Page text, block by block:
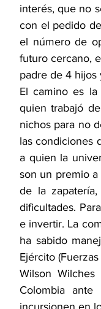
interés, que no
con el pedido
el número de
futuro cercano,
padre de 4 hijos
El camino es la
quien trabajó
nichos para no
las condiciones
a quien la
son un premio
de la
dificultades.
e invertir. La
ha sabido
Ejército
Wilson
Colombia
incursionen en